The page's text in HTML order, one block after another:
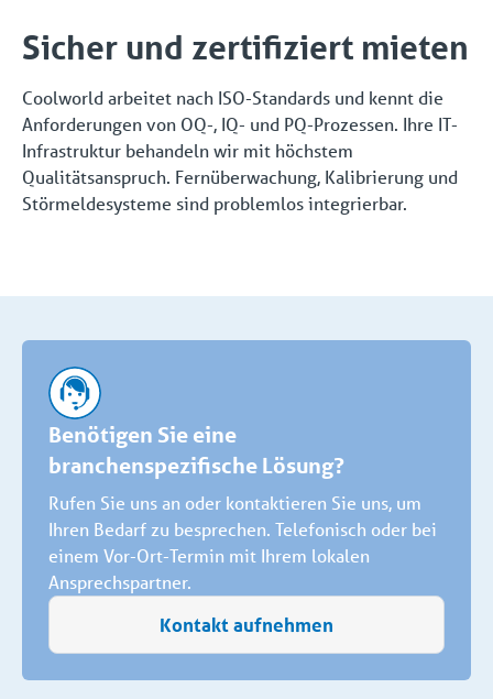
Sicher und zertifiziert mieten
Coolworld arbeitet nach ISO-Standards und kennt die
Anforderungen von OQ-, IQ- und PQ-Prozessen. Ihre IT-
Infrastruktur behandeln wir mit höchstem
Qualitätsanspruch. Fernüberwachung, Kalibrierung und
Störmeldesysteme sind problemlos integrierbar.
Benötigen Sie eine
branchenspezifische Lösung?
Rufen Sie uns an oder kontaktieren Sie uns, um
Ihren Bedarf zu besprechen. Telefonisch oder bei
einem Vor-Ort-Termin mit Ihrem lokalen
Ansprechspartner.
Kontakt aufnehmen